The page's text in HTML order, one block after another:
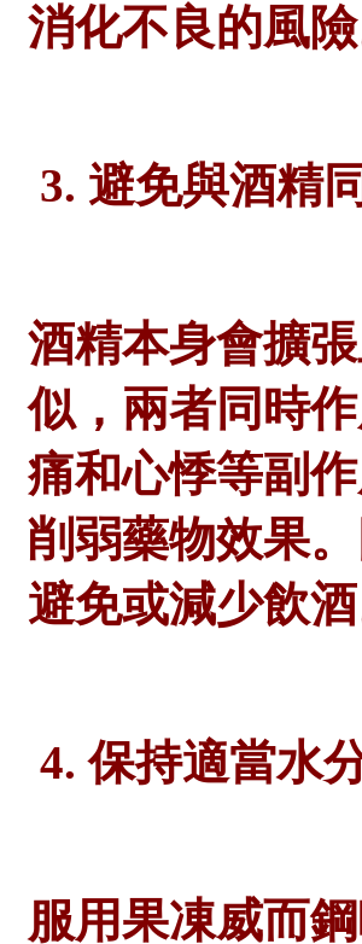
消化不良的風險
3. 避免與酒精
酒精本身會擴
似，兩者同時
痛和心悸等副
削弱藥物效果
避免或減少飲酒
4. 保持適當水
服用果凍威而